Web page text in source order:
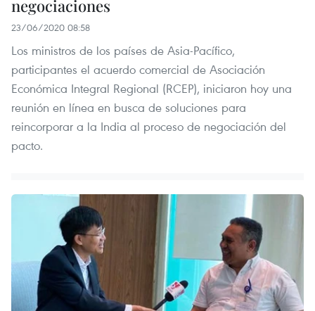
negociaciones
23/06/2020 08:58
Los ministros de los países de Asia-Pacífico,
participantes el acuerdo comercial de Asociación
Económica Integral Regional (RCEP), iniciaron hoy una
reunión en línea en busca de soluciones para
reincorporar a la India al proceso de negociación del
pacto.